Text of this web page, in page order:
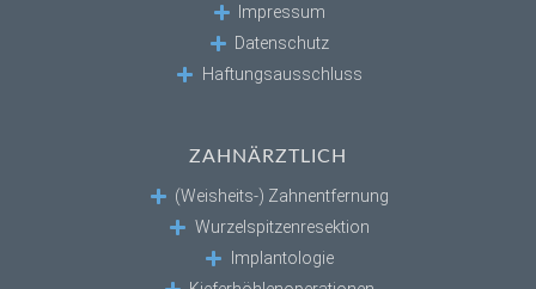
Impressum
Datenschutz
Haftungsausschluss
ZAHNÄRZTLICH
(Weisheits-) Zahnentfernung
Wurzelspitzenresektion
Implantologie